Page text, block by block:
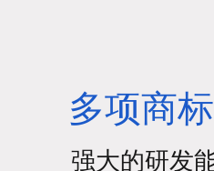
付通道可供